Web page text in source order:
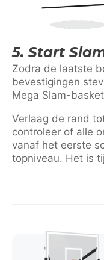
5. Start
Zodra de laatste
bevestigingen
Mega Slam-
Verlaag de rand
controleer of alle
vanaf het eerste
topniveau. Het is